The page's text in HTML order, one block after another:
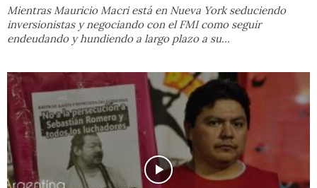
Mientras Mauricio Macri está en Nueva York seduciendo
inversionistas y negociando con el FMI como seguir
endeudando y hundiendo a largo plazo a su...